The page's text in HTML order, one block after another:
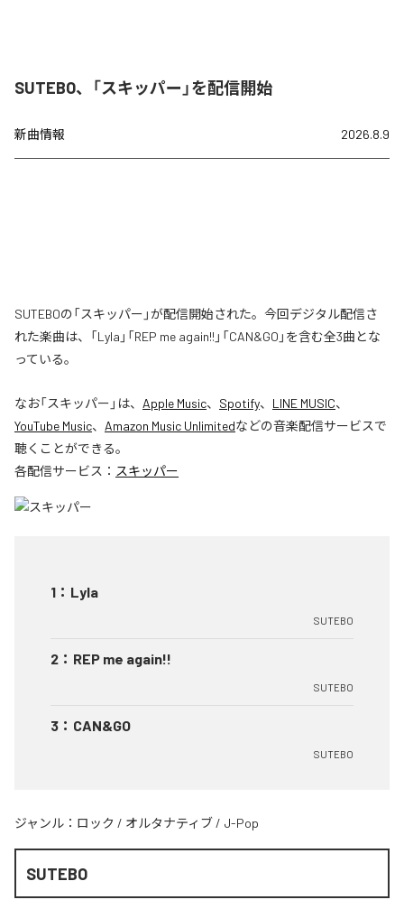
SUTEBO、「スキッパー」を配信開始
新曲情報 2026.8.9
SUTEBOの「スキッパー」が配信開始された。今回デジタル配信さ
れた楽曲は、「Lyla」「REP me again!!」「CAN&GO」を含む全3曲とな
っている。
なお「スキッパー 」は、 Apple Music、 Spotify、 LINE MUSIC、
YouTube Music、 Amazon Music Unlimitedなどの音楽配信サービスで
聴くことができる。
各配信サービス： スキッパー
1 ： Lyla
SUTEBO
2 ： REP me again!!
SUTEBO
3 ： CAN&GO
SUTEBO
ジャンル： ロック / オルタナティブ / J-Pop
SUTEBO